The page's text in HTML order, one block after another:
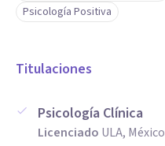
Psicología Positiva
Titulaciones
Psicología Clínica
Licenciado ULA, México